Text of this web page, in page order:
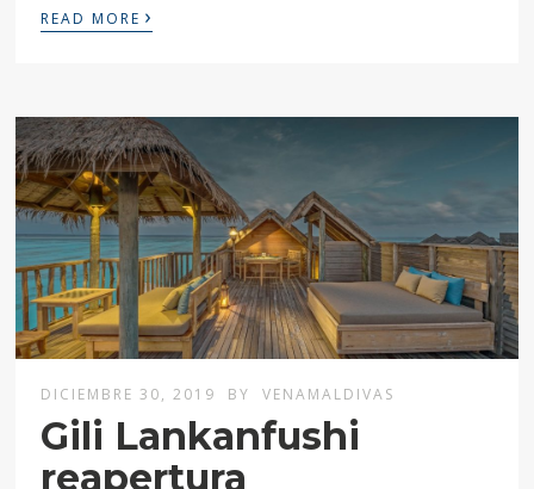
READ MORE ›
DICIEMBRE 30, 2019 BY VENAMALDIVAS
Gili Lankanfushi
reapertura